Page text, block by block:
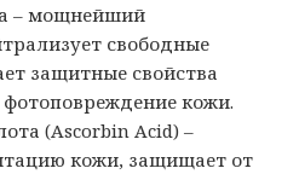
– мощнейший
свободные
защитные свойства
кожи.
(Ascorbin Acid) –
кожи, защищает от